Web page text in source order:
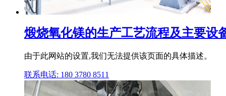
煅烧氧化镁的生产工艺流程及主要设
由于此网站的设置,我们无法提供该页面的具体描述。
联系电话: 180 3780 8511